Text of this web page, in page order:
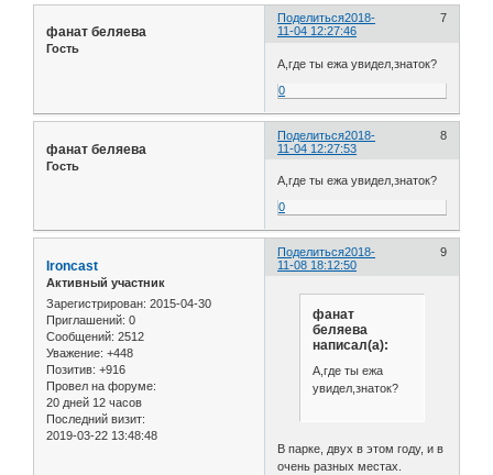
Поделиться 7
2018-
11-04 12:27:46
фанат беляева
Гость
А,где ты ежа увидел,знаток?
0
Поделиться 8
2018-
11-04 12:27:53
фанат беляева
Гость
А,где ты ежа увидел,знаток?
0
Поделиться 9
2018-
11-08 18:12:50
Ironcast
Активный участник
Зарегистрирован: 2015-04-30
Приглашений: 0
Сообщений: 2512
Уважение: +448
Позитив: +916
Провел на форуме:
20 дней 12 часов
Последний визит:
2019-03-22 13:48:48
фанат
беляева
написал(а):
А,где ты ежа
увидел,знаток?
В парке, двух в этом году, и в
очень разных местах.